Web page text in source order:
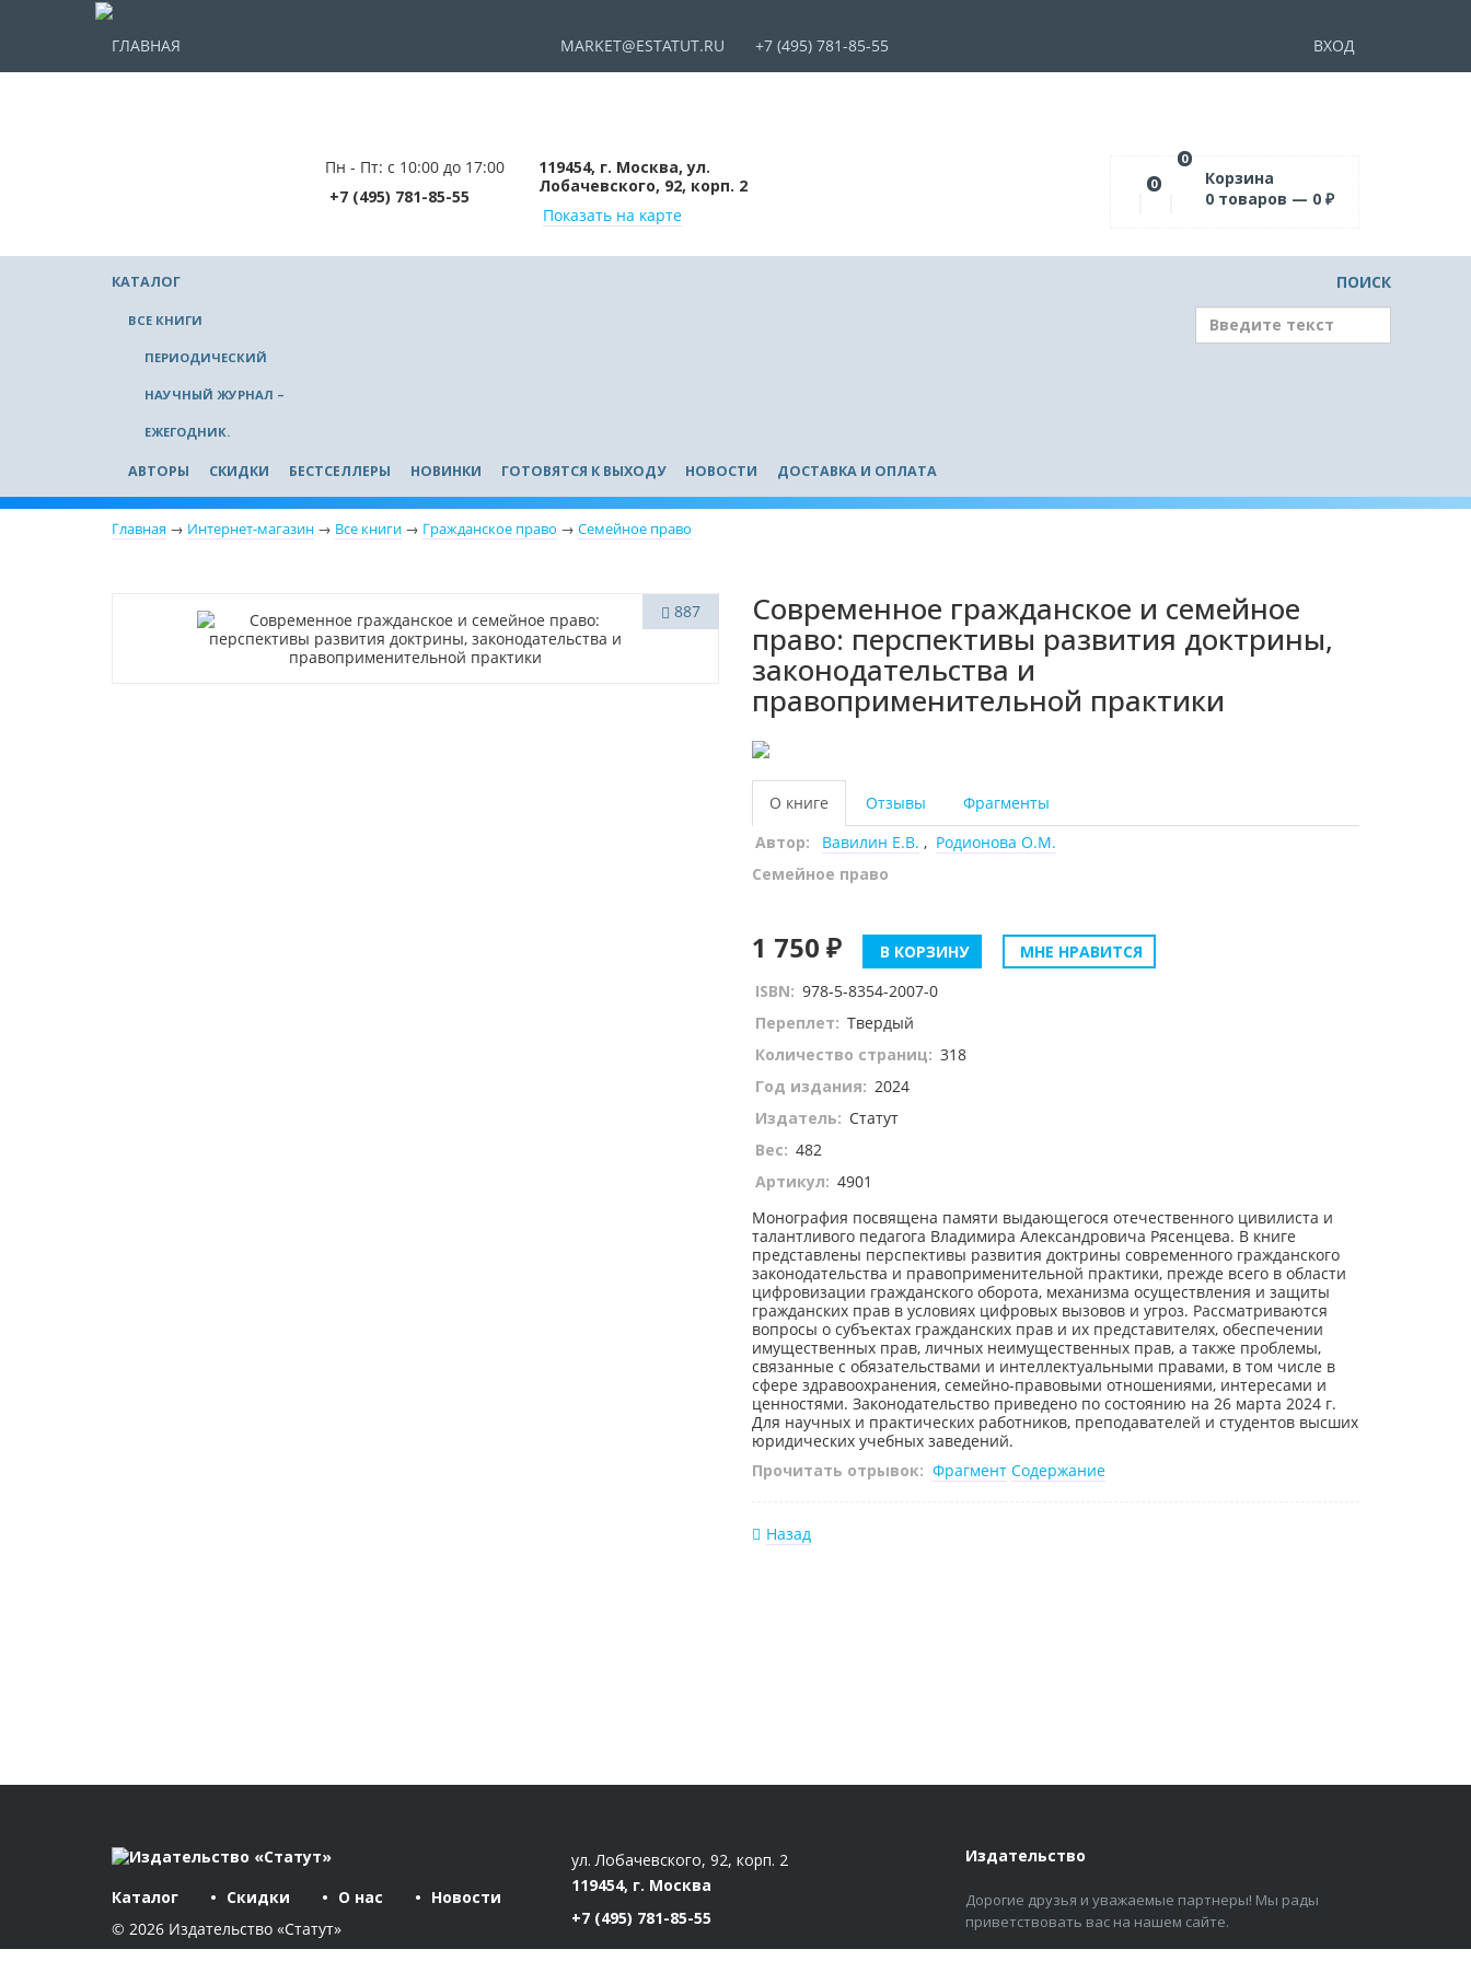
ГЛАВНАЯ MARKET@ESTATUT.RU +7 (495) 781-85-55 ВХОД
Пн - Пт: с 10:00 до 17:00
+7 (495) 781-85-55
119454, г. Москва, ул.
Лобачевского, 92, корп. 2
Показать на карте
0
0
Корзина
0 товаров — 0 ₽
КАТАЛОГ
ВСЕ КНИГИ
ПЕРИОДИЧЕСКИЙ
НАУЧНЫЙ ЖУРНАЛ –
ЕЖЕГОДНИК.
АВТОРЫ СКИДКИ БЕСТСЕЛЛЕРЫ НОВИНКИ ГОТОВЯТСЯ К ВЫХОДУ НОВОСТИ ДОСТАВКА И ОПЛАТА
ПОИСК
Главная → Интернет-магазин → Все книги → Гражданское право → Семейное право
887 Современное гражданское и семейное
право: перспективы развития доктрины,
законодательства и
правоприменительной практики
О книге Отзывы
Фрагменты
Автор:
Вавилин Е.В. , Родионова О.М.
Семейное право
1 750 ₽ В КОРЗИНУ
МНЕ НРАВИТСЯ
ISBN: 978-5-8354-2007-0
Переплет: Твердый
Количество страниц: 318
Год издания: 2024
Издатель: Статут
Вес: 482
Артикул: 4901
Монография посвящена памяти выдающегося отечественного цивилиста и
талантливого педагога Владимира Александровича Рясенцева. В книге
представлены перспективы развития доктрины современного гражданского
законодательства и правоприменительной практики, прежде всего в области
цифровизации гражданского оборота, механизма осуществления и защиты
гражданских прав в условиях цифровых вызовов и угроз. Рассматриваются
вопросы о субъектах гражданских прав и их представителях, обеспечении
имущественных прав, личных неимущественных прав, а также проблемы,
связанные с обязательствами и интеллектуальными правами, в том числе в
сфере здравоохранения, семейно-правовыми отношениями, интересами и
ценностями. Законодательство приведено по состоянию на 26 марта 2024 г.
Для научных и практических работников, преподавателей и студентов высших
юридических учебных заведений.
Прочитать отрывок: Фрагмент Содержание
Назад
Каталог Скидки О нас
Новости
© 2026 Издательство «Статут»
ул. Лобачевского, 92, корп. 2
119454, г. Москва
+7 (495) 781-85-55
Издательство
Дорогие друзья и уважаемые партнеры! Мы рады
приветствовать вас на нашем сайте.